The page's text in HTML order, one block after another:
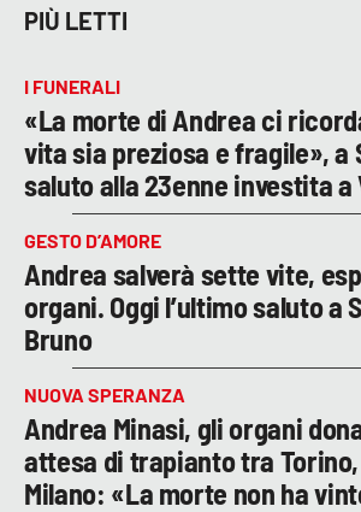
PIÙ LETTI
I FUNERALI
«La morte di Andrea ci
vita sia preziosa e fragile», a
saluto alla 23enne investita a
GESTO D’AMORE
Andrea salverà sette vite,
organi. Oggi l’ultimo saluto a
Bruno
NUOVA SPERANZA
Andrea Minasi, gli organi
attesa di trapianto tra Torino,
Milano: «La morte non ha